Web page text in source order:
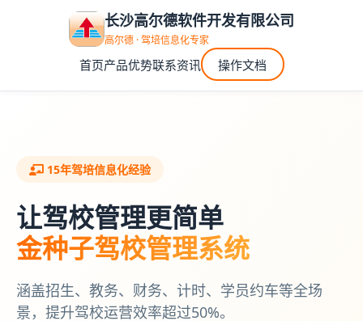
长沙高尔德软件开发有限公司
高尔德 · 驾培信息化专家
首页产品优势联系资讯 操作文档
15年驾培信息化经验
让驾校管理更简单
金种子驾校管理系统
涵盖招生、教务、财务、计时、学员约车等全场
景，提升驾校运营效率超过50%。